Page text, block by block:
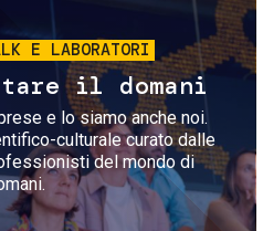
E LABORATORI
il domani
e lo siamo anche noi.
culturale curato dalle
del mondo di